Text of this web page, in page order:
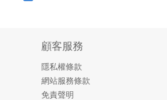
顧客服務
隱私權條款
網站服務條款
免責聲明